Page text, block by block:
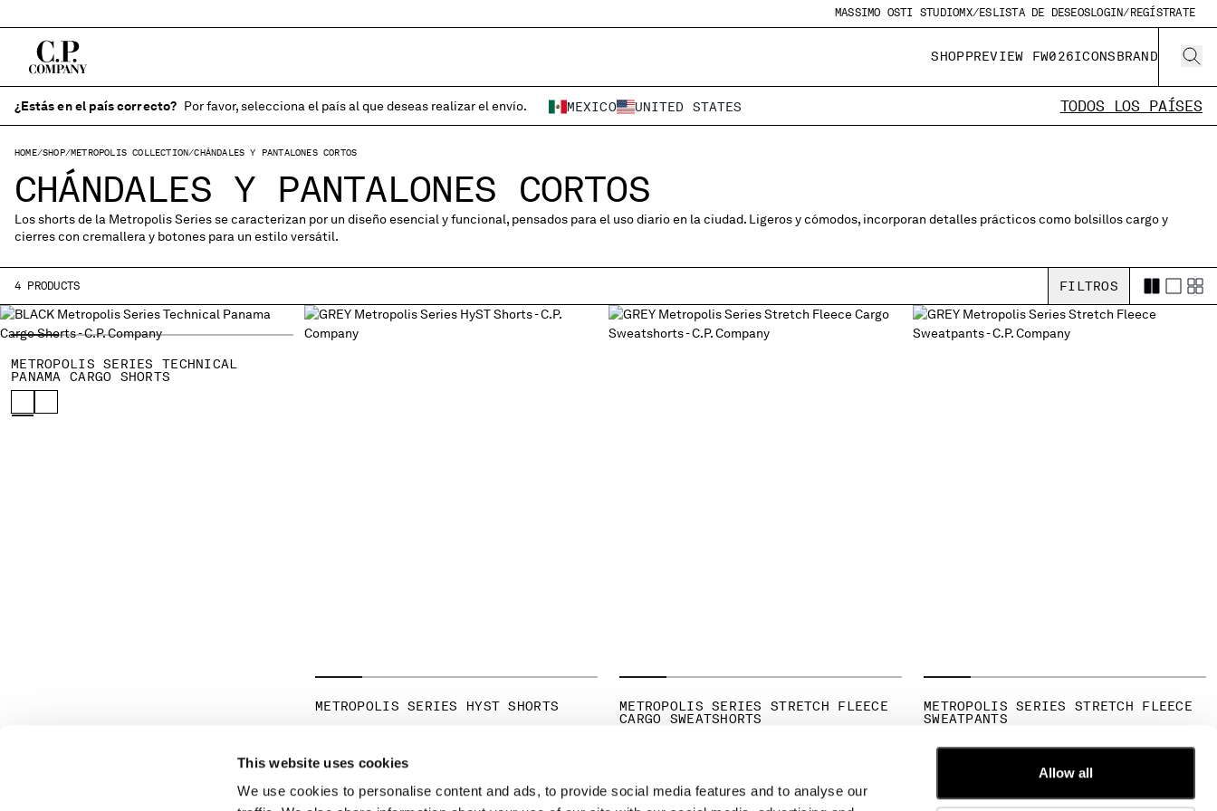
This website uses cookies
We use cookies to personalise content and ads, to provide social media features and to analyse our
Allow all
MASSIMO OSTI STUDIOMX/ES LISTA DE DESEOSLOGIN/REGÍSTRATE
SHOPPREVIEW FW026ICONSBRAND
¿Estás en el país correcto? Por favor, selecciona el país al que deseas realizar el envío. MEXICO UNITED STATES TODOS LOS PAÍSES
HOME SHOP METROPOLIS COLLECTION CHÁNDALES Y PANTALONES CORTOS
CHÁNDALES Y PANTALONES CORTOS
Los shorts de la Metropolis Series se caracterizan por un diseño esencial y funcional, pensados para el uso diario en la ciudad. Ligeros y cómodos, incorporan detalles prácticos como bolsillos cargo y
cierres con cremallera y botones para un estilo versátil.
FILTROS
4 PRODUCTS
METROPOLIS SERIES TECHNICAL
PANAMA CARGO SHORTS
METROPOLIS SERIES HYST SHORTS
METROPOLIS SERIES STRETCH FLEECE
CARGO SWEATSHORTS
METROPOLIS SERIES STRETCH FLEECE
SWEATPANTS
ABOUT LEGAL SERVICIO DE ATENCIÓN